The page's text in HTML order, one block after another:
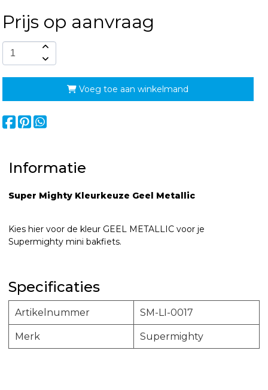
Prijs op aanvraag
Voeg toe aan winkelmand
Informatie
Super Mighty Kleurkeuze Geel Metallic
Kies hier voor de kleur GEEL METALLIC voor je
Supermighty mini bakfiets.
Specificaties
Artikelnummer SM-LI-0017
Merk Supermighty